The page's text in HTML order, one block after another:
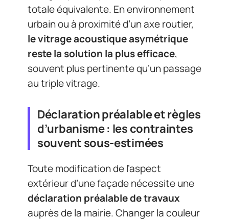
totale équivalente. En environnement
urbain ou à proximité d’un axe routier,
le vitrage acoustique asymétrique
reste la solution la plus efficace,
souvent plus pertinente qu’un passage
au triple vitrage.
Déclaration préalable et règles
d’urbanisme : les contraintes
souvent sous-estimées
Toute modification de l’aspect
extérieur d’une façade nécessite une
déclaration préalable de travaux
auprès de la mairie. Changer la couleur